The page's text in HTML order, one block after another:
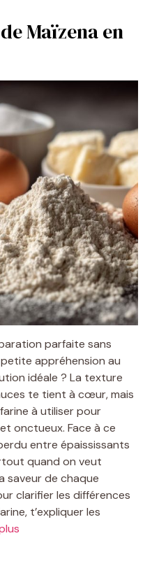
Maïzena en
parfaite sans
appréhension au
idéale ? La texture
te tient à cœur, mais
à utiliser pour
onctueux. Face à ce
entre épaississants
quand on veut
saveur de chaque
clarifier les différences
t’expliquer les